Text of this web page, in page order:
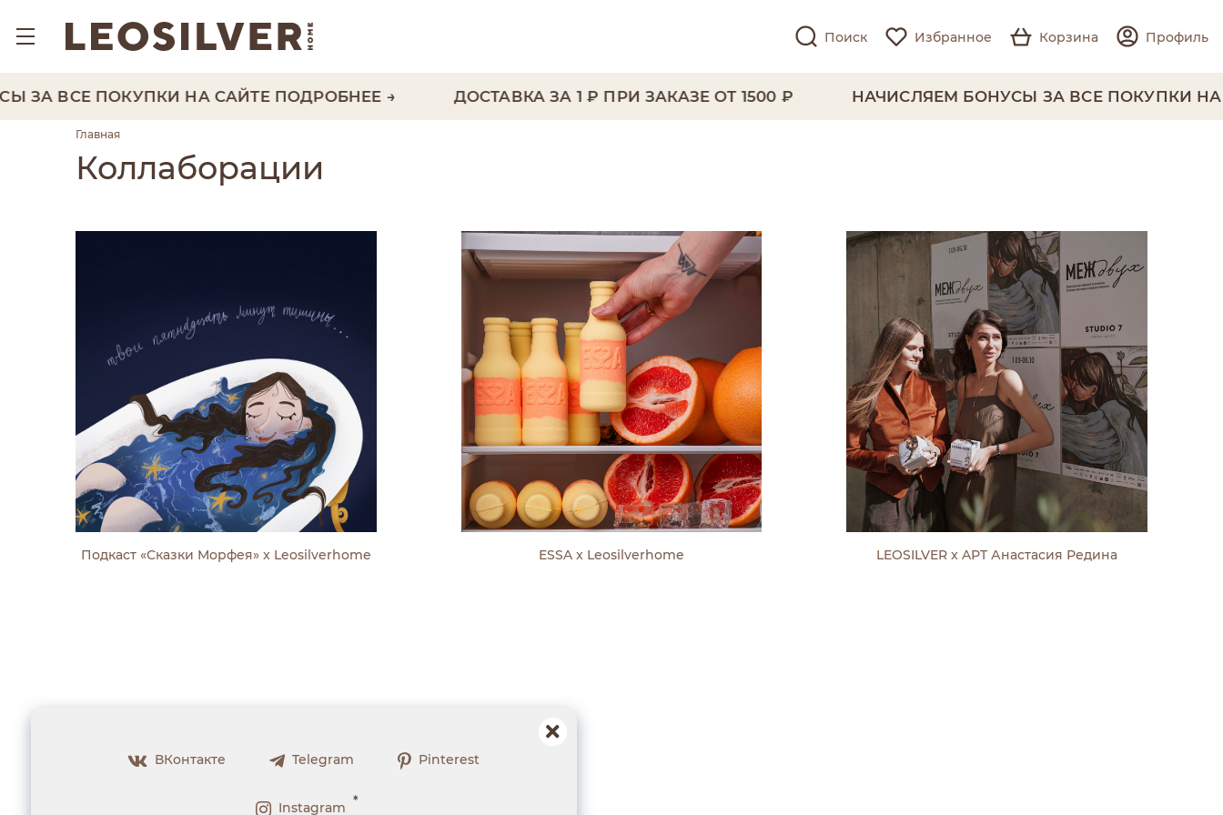
Поиск Избранное Корзина Профиль
ЗА ВСЕ ПОКУПКИ НА САЙТЕПОДРОБНЕЕ → ДОСТАВКА ЗА 1 ₽ ПРИ ЗАКАЗЕ ОТ 1500 ₽ НАЧИСЛЯЕМ БОНУСЫ ЗА ВСЕ ПОКУПКИ НА
Главная
Коллаборации
Подкаст «Сказки Морфея» x Leosilverhome ESSA x Leosilverhome LEOSILVER x AРT Анастасия Редина
ВКонтакте Telegram Pinterest
Instagram *